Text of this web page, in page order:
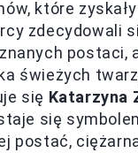
które
zdecydowali
postaci,
świeżych
się Katarzyna
się
postać,